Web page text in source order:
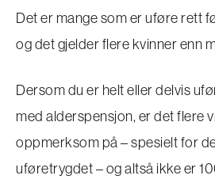
Det er mange som er uføre rett
og det gjelder flere kvinner enn
Dersom du er helt eller delvis
med alderspensjon, er det flere
oppmerksom på – spesielt for
uføretrygdet – og altså ikke er